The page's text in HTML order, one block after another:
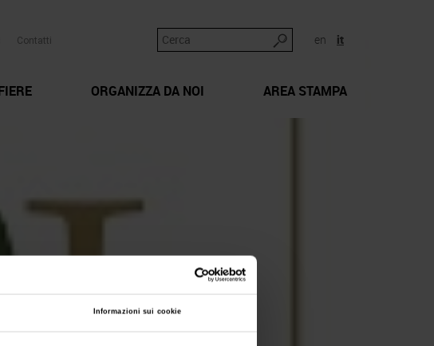
Informazioni sui cookie
en it
Contatti
ORGANIZZA DA NOI AREA STAMPA